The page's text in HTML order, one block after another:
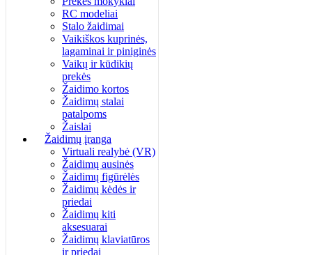
RC modeliai
Stalo žaidimai
Vaikiškos kuprinės,
lagaminai ir piniginės
Vaikų ir kūdikių
prekės
Žaidimo kortos
Žaidimų stalai
patalpoms
Žaislai
Žaidimų įranga
Virtuali realybė (VR)
Žaidimų ausinės
Žaidimų figūrėlės
Žaidimų kėdės ir
priedai
Žaidimų kiti
aksesuarai
Žaidimų klaviatūros
ir priedai